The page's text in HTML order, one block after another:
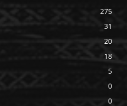
275
31
20
18
5
0
0